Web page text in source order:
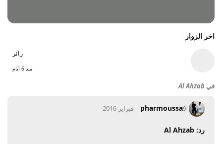
اخر الزوار
زائر
منذ 6 أيام
في Al Ahzab
pharmoussa9 فبراير 2016
رد: Al Ahzab